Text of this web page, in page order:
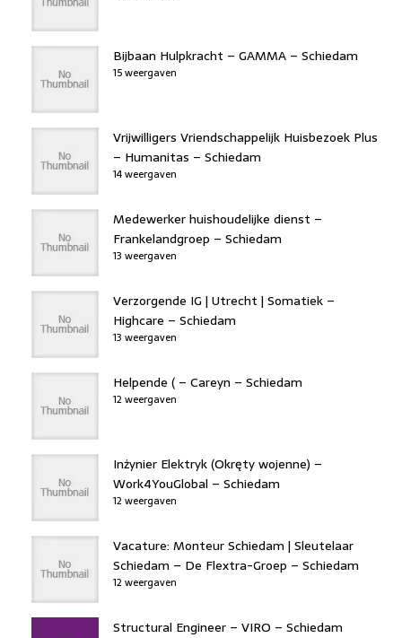
Bijbaan Hulpkracht – GAMMA – Schiedam
15 weergaven
Vrijwilligers Vriendschappelijk Huisbezoek Plus
– Humanitas – Schiedam
14 weergaven
Medewerker huishoudelijke dienst –
Frankelandgroep – Schiedam
13 weergaven
Verzorgende IG | Utrecht | Somatiek –
Highcare – Schiedam
13 weergaven
Helpende ( – Careyn – Schiedam
12 weergaven
Inżynier Elektryk (Okręty wojenne) –
Work4YouGlobal – Schiedam
12 weergaven
Vacature: Monteur Schiedam | Sleutelaar
Schiedam – De Flextra-Groep – Schiedam
12 weergaven
Structural Engineer – VIRO – Schiedam